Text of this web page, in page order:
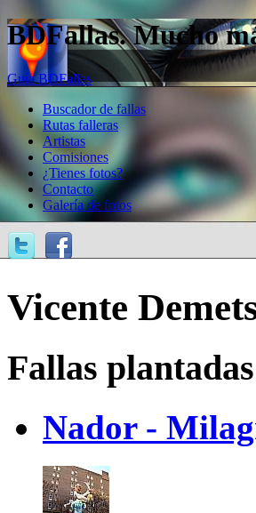
BDFallas. Mucho
Guía BDFallas
Buscador de fallas
Rutas falleras
Artistas
Comisiones
¿Tienes fotos?
Contacto
Galería de fotos
Vicente
Fallas
Nador -